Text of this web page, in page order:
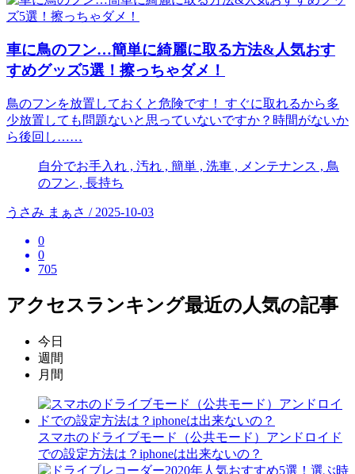
車に鳥のフン…簡単に綺麗に取る方法&人気おす
すめグッズ5選！擦っちゃダメ！
鳥のフンを放置しておくと危険です！ すぐに取れるから多
少放置しても問題ないと思っていないですか？時間がないか
ら後回し……
自分でお手入れ , 汚れ , 簡単 , 洗車 , メンテナンス , 鳥
のフン , 長持ち
うさみ まぁさ / 2025-10-03
0
0
705
アクセスランキング最近の人気の記事
今日
週間
月間
スマホのドライブモード（公共モード）アンドロイド
での設定方法は？iphoneは出来ないの？